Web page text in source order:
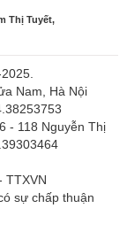
Thị Tuyết,
Nam, Hà Nội
- 118 Nguyễn Thị
TTXVN
sự chấp thuận